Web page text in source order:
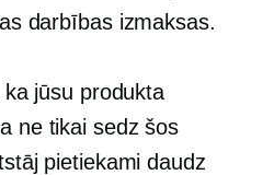
darbības izmaksas.
jūsu produkta
ne tikai sedz šos
pietiekami daudz